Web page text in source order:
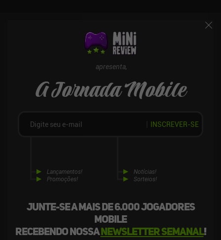
apresenta,
A Jornada Mobile
Junte-se a mais de 6.000 jogadores
mobile
recebendo nossanewsletter semanal!
Lançamentos!
Promoções!
Notícias!
Sorteios!
INSCREVER-SE